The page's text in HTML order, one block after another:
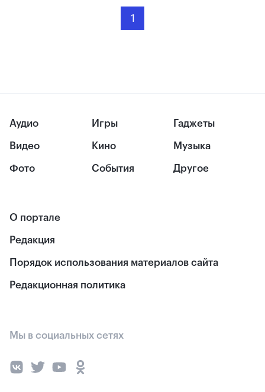
1
Аудио
Видео
Фото
Игры
Кино
События
Гаджеты
Музыка
Другое
О портале
Редакция
Порядок использования материалов сайта
Редакционная политика
Мы в социальных сетях